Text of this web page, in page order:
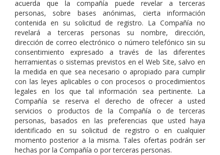
acuerda que la compañía puede revelar a terceras
personas, sobre bases anónimas, cierta información
contenida en su solicitud de registro. La Compañía no
revelará a terceras personas su nombre, dirección,
dirección de correo electrónico o número telefónico sin su
consentimiento expresado a través de las diferentes
herramientas o sistemas previstos en el Web Site, salvo en
la medida en que sea necesario o apropiado para cumplir
con las leyes aplicables o con procesos o procedimientos
legales en los que tal información sea pertinente. La
Compañía se reserva el derecho de ofrecer a usted
servicios o productos de la Compañía o de terceras
personas, basados en las preferencias que usted haya
identificado en su solicitud de registro o en cualquier
momento posterior a la misma. Tales ofertas podrán ser
hechas por la Compañía o por terceras personas.